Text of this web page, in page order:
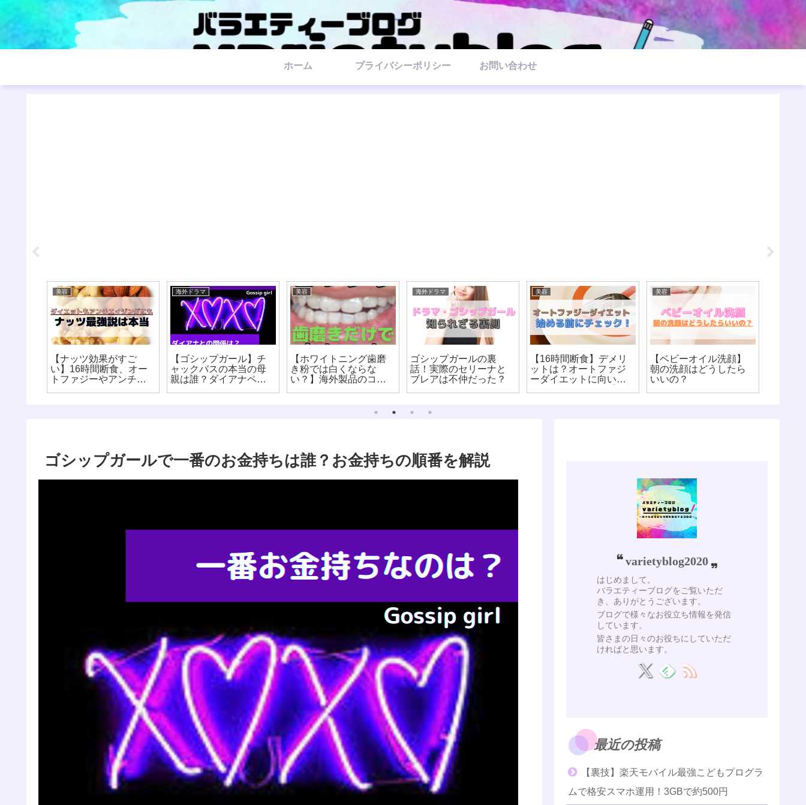
ホーム プライバシーポリシー お問い合わせ
美容
【ナッツ効果がすご
い】16時間断食、オー
トファジーやアンチエ
海外ドラマ
【ゴシップガール】チ
ャックバスの本当の母
親は誰？ダイアナペイ
美容
【ホワイトニング歯磨
き粉では白くならな
い？】海外製品のコル
海外ドラマ
ゴシップガールの裏
話！実際のセリーナと
ブレアは不仲だった？
美容
【16時間断食】デメリ
ットは？オートファジ
ーダイエットに向いて
美容
【ベビーオイル洗顔】
朝の洗顔はどうしたら
いいの？
ゴシップガールで一番のお金持ちは誰？お金持ちの順番を解説
varietyblog2020
はじめまして。
バラエティーブログをご覧いただ
き、ありがとうございます。
ブログで様々なお役立ち情報を発信
しています。
皆さまの日々のお役ちにしていただ
ければと思います。
最近の投稿
【裏技】楽天モバイル最強こどもプログラ
ムで格安スマホ運用！3GBで約500円